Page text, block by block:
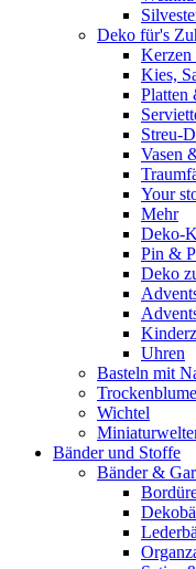
Deko für's
Kies,
Platten
Streu-
Vasen
Your
Mehr
Deko-
Pin &
Deko
Uhren
Basteln mit
Wichtel
Bänder und Stoffe
Bänder &